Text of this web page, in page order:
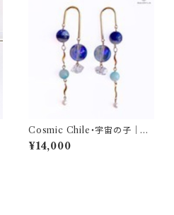
Cosmic Chile・宇宙の子｜デ
ュモルチェライト ピアス（チタン
／約6.7cm）｜AQUARYLIS
¥14,000